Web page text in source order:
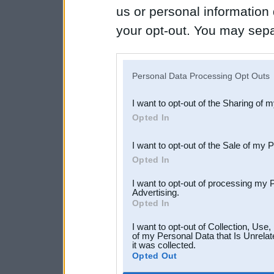
us or personal
your opt-out. You may
Downstream Participants
third parties.
Personal Data Processing Opt Outs
I want to opt-out of the Sharing of
Opted In
I want to opt-out of the Sale of my
Opted In
I want to opt-out of processing my
Advertising.
Opted In
I want to opt-out of Collection,
of my Personal Data that Is
it was collected.
Opted Out